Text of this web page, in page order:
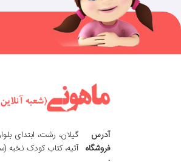
آدرس
فروشگاه
گیلان، رشت، ابتدای
آتیه، کتاب کودک نخبه (ساعت